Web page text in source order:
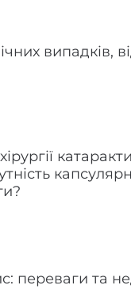
випадків,
переваги та